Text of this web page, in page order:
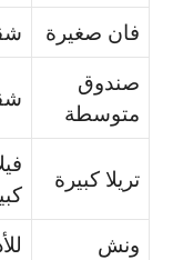
فان صغيرة
صندوق
متوسطة
تريلا كبيرة
ونش